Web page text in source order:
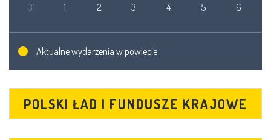
31 1 2 3 4 5 6
Aktualne wydarzenia w powiecie
POLSKI ŁAD I FUNDUSZE KRAJOWE